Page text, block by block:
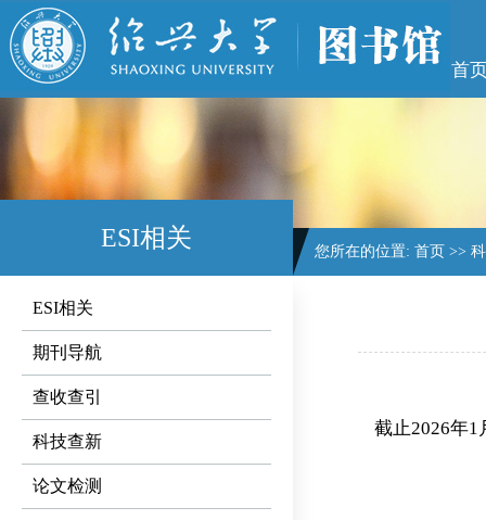
首
ESI相关 您所在的位置: 首页 >>
ESI相关
期刊导航
查收查引
科技查新
论文检测
截止2026年1